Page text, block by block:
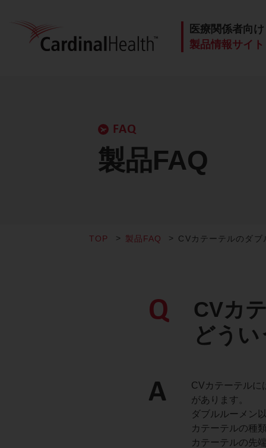
医療関係者向け
製品情報サイト
FAQ
製品FAQ
TOP 製品FAQ CVカテーテルのダ
Q
CVカ
どう
A
CVカテーテルに
があります。
ダブルルーメン
カテーテルの種
カテーテルの先